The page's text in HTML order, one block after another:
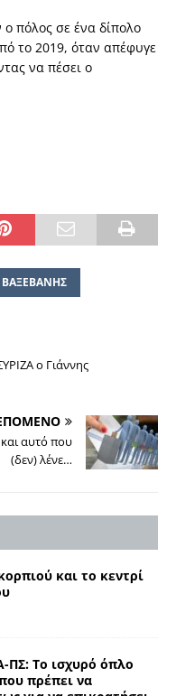
ο πόλος σε ένα δίπολο
το 2019, όταν απέφυγε
να πέσει ο
ΒΑΞΕΒΑΝΗΣ
ο Γιάννης
αυτό που
(δεν) λένε…
και το κεντρί
ΠΣ: Το ισχυρό όπλο
πρέπει να